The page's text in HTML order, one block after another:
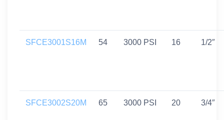
SFCE3001S16M 54 3000 PSI 16 1/2″
SFCE3002S20M 65 3000 PSI 20 3/4″